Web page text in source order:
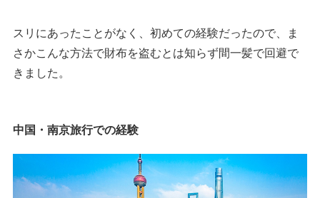
スリにあったことがなく、初めての経験だったので、ま
さかこんな方法で財布を盗むとは知らず間一髪で回避で
きました。
中国・南京旅行での経験